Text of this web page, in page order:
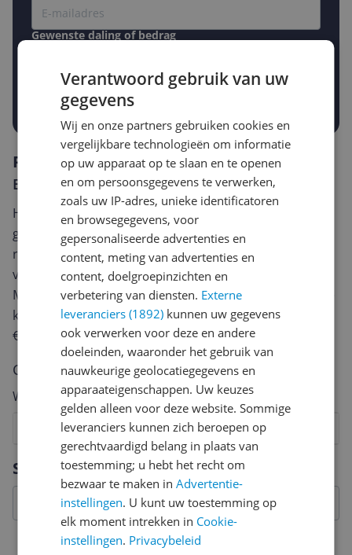
Gewenste daling of bedrag
Prijsalert aanzetten
Specificaties
Inhoud en samenstelling van dit artikel
Reviews
Er zijn nog geen reviews geschreven
Heb jij dit product in bezit en wil je graag je mening
geven? Start dan hieronder met het schrijven van je
review. Afhankelijk van de details duurt het schrijven
van een review gemiddeld tussen de 3 en 10 minuten.
Met jouw mening help je andere bezoekers een betere
keuze te maken én maak je iedere maand kans op
€250,-!
Klik hier voor de actievoorwaarden.
Cijfer
Welk cijfer geef jij dit product?
8
7
6
5
4
3
2
Vraag 1 van 4
Verantwoord gebruik van uw
gegevens
Wij en onze partners gebruiken cookies en
vergelijkbare technologieën om informatie
op uw apparaat op te slaan en te openen
en om persoonsgegevens te verwerken,
zoals uw IP-adres, unieke identificatoren
en browsegegevens, voor
gepersonaliseerde advertenties en
content, meting van advertenties en
content, doelgroepinzichten en
verbetering van diensten. Externe
leveranciers (1892) kunnen uw gegevens
ook verwerken voor deze en andere
doeleinden, waaronder het gebruik van
nauwkeurige geolocatiegegevens en
apparaateigenschappen. Uw keuzes
gelden alleen voor deze website. Sommige
leveranciers kunnen zich beroepen op
gerechtvaardigd belang in plaats van
toestemming; u hebt het recht om
bezwaar te maken inAdvertentie-
instellingen. U kunt uw toestemming op
elk moment intrekken in Cookie-
instellingen. Privacybeleid